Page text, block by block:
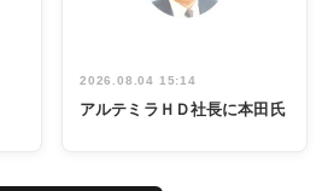
2026.08.04 15:14
アルテミラＨＤ社長に本田氏